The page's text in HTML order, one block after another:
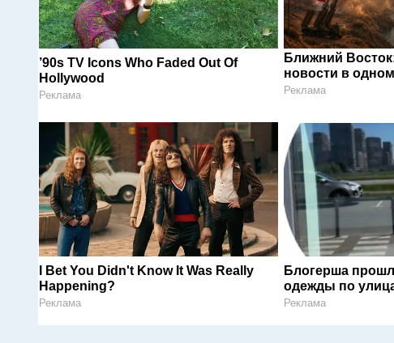
’90s TV Icons Who Faded Out Of
Hollywood
Реклама
Ближний
новости в
Реклама
I Bet You Didn't Know It Was Really
Happening?
Реклама
Блогерша
одежды по
Реклама